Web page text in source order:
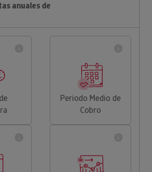
anuales de
Periodo Medio de
Cobro